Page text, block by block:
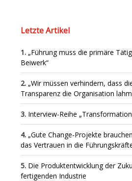
Letzte Artikel
„Führung muss die primäre
Beiwerk“
„Wir müssen verhindern, dass
Transparenz die Organisation
Interview-Reihe
„Gute Change-Projekte
das Vertrauen in die
Die Produktentwicklung der
fertigenden Industrie